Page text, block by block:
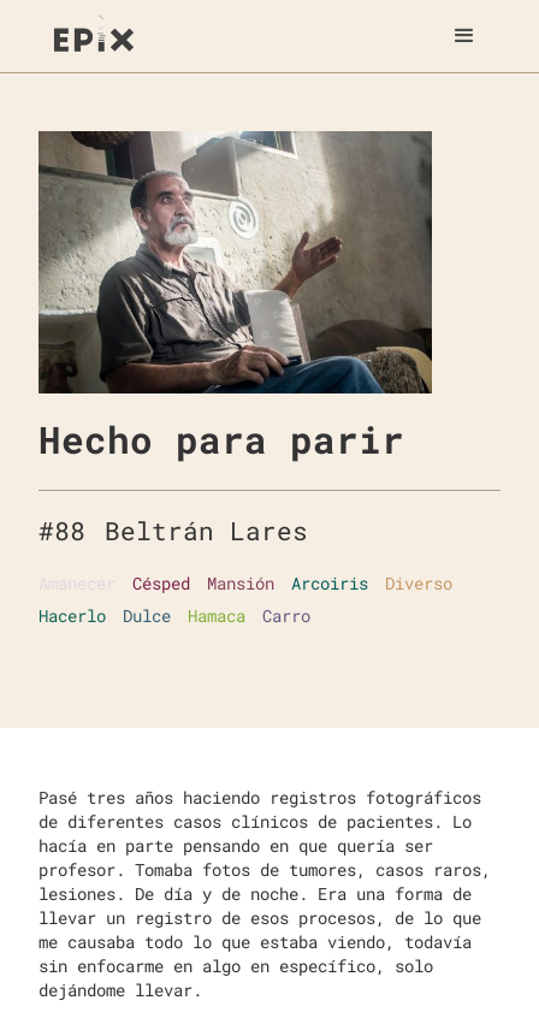
Hecho para parir
#88 Beltrán Lares
Césped Mansión Arcoiris
Diverso
Hacerlo
Dulce Hamaca Carro
Pasé tres años haciendo registros fotográficos
de diferentes casos clínicos de pacientes. Lo
hacía en parte pensando en que quería ser
profesor. Tomaba fotos de tumores, casos raros,
lesiones. De día y de noche. Era una forma de
llevar un registro de esos procesos, de lo que
me causaba todo lo que estaba viendo, todavía
sin enfocarme en algo en específico, solo
dejándome llevar.